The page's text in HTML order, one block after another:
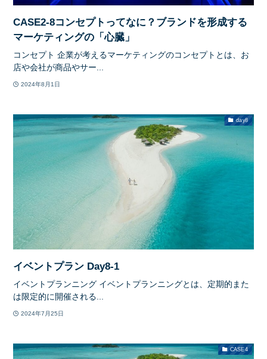
CASE2-8コンセプトってなに？ブランドを形成する
マーケティングの「心臓」
コンセプト 企業が考えるマーケティングのコンセプトとは、お
店や会社が商品やサー...
2024年8月1日
day8
イベントプラン Day8-1
イベントプランニング イベントプランニングとは、定期的また
は限定的に開催される...
2024年7月25日
CASE4